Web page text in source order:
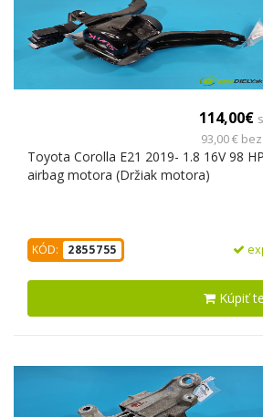
114,00€
93,00 €
Toyota Corolla E21 2019- 1.8 16V 98
airbag motora (Držiak motora)
KÓD: 2855755
Kúpiť